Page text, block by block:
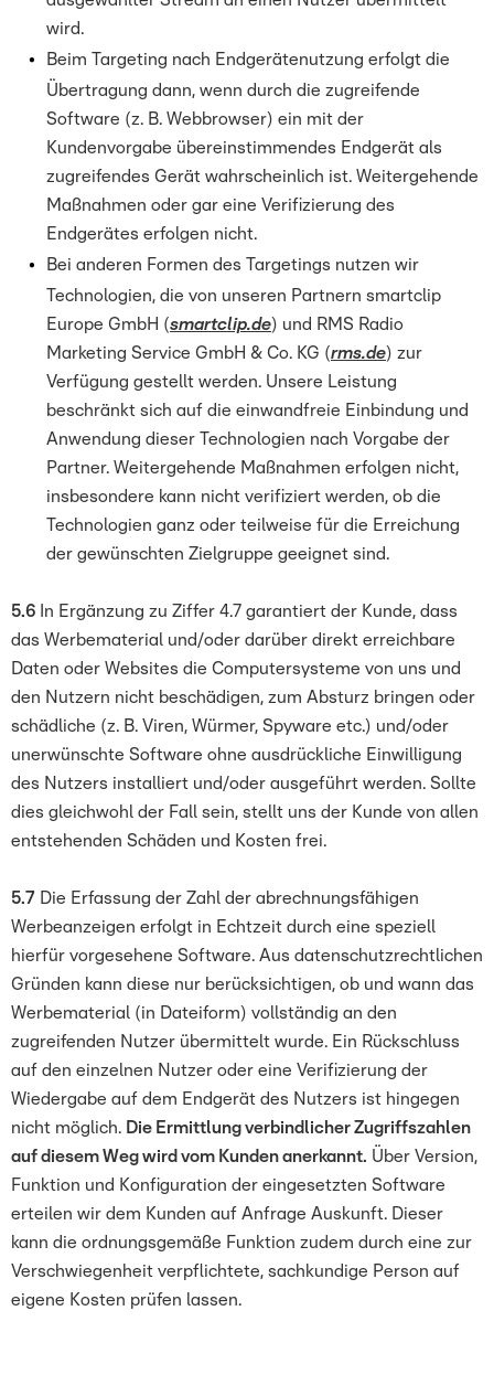
wird.
Beim Targeting nach Endgerätenutzung erfolgt die
Übertragung dann, wenn durch die zugreifende
Software (z. B. Webbrowser) ein mit der
Kundenvorgabe übereinstimmendes Endgerät als
zugreifendes Gerät wahrscheinlich ist. Weitergehende
Maßnahmen oder gar eine Verifizierung des
Endgerätes erfolgen nicht.
Bei anderen Formen des Targetings nutzen wir
Technologien, die von unseren Partnern smartclip
Europe GmbH (smartclip.de) und RMS Radio
Marketing Service GmbH & Co. KG (rms.de) zur
Verfügung gestellt werden. Unsere Leistung
beschränkt sich auf die einwandfreie Einbindung und
Anwendung dieser Technologien nach Vorgabe der
Partner. Weitergehende Maßnahmen erfolgen nicht,
insbesondere kann nicht verifiziert werden, ob die
Technologien ganz oder teilweise für die Erreichung
der gewünschten Zielgruppe geeignet sind.
5.6 In Ergänzung zu Ziffer 4.7 garantiert der Kunde, dass
das Werbematerial und/oder darüber direkt erreichbare
Daten oder Websites die Computersysteme von uns und
den Nutzern nicht beschädigen, zum Absturz bringen oder
schädliche (z. B. Viren, Würmer, Spyware etc.) und/oder
unerwünschte Software ohne ausdrückliche Einwilligung
des Nutzers installiert und/oder ausgeführt werden. Sollte
dies gleichwohl der Fall sein, stellt uns der Kunde von allen
entstehenden Schäden und Kosten frei.
5.7 Die Erfassung der Zahl der abrechnungsfähigen
Werbeanzeigen erfolgt in Echtzeit durch eine speziell
hierfür vorgesehene Software. Aus datenschutzrechtlichen
Gründen kann diese nur berücksichtigen, ob und wann das
Werbematerial (in Dateiform) vollständig an den
zugreifenden Nutzer übermittelt wurde. Ein Rückschluss
auf den einzelnen Nutzer oder eine Verifizierung der
Wiedergabe auf dem Endgerät des Nutzers ist hingegen
nicht möglich. Die Ermittlung verbindlicher Zugriffszahlen
auf diesem Weg wird vom Kunden anerkannt. Über Version,
Funktion und Konfiguration der eingesetzten Software
erteilen wir dem Kunden auf Anfrage Auskunft. Dieser
kann die ordnungsgemäße Funktion zudem durch eine zur
Verschwiegenheit verpflichtete, sachkundige Person auf
eigene Kosten prüfen lassen.